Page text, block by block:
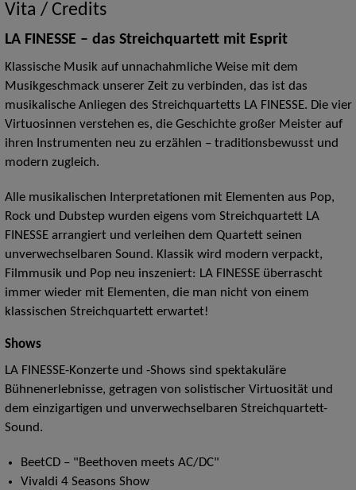
Vita / Credits
LA FINESSE – das Streichquartett mit Esprit
Klassische Musik auf unnachahmliche Weise mit dem
Musikgeschmack unserer Zeit zu verbinden, das ist das
musikalische Anliegen des Streichquartetts LA FINESSE. Die vier
Virtuosinnen verstehen es, die Geschichte großer Meister auf
ihren Instrumenten neu zu erzählen – traditionsbewusst und
modern zugleich.
Alle musikalischen Interpretationen mit Elementen aus Pop,
Rock und Dubstep wurden eigens vom Streichquartett LA
FINESSE arrangiert und verleihen dem Quartett seinen
unverwechselbaren Sound. Klassik wird modern verpackt,
Filmmusik und Pop neu inszeniert: LA FINESSE überrascht
immer wieder mit Elementen, die man nicht von einem
klassischen Streichquartett erwartet!
Shows
LA FINESSE-Konzerte und -Shows sind spektakuläre
Bühnenerlebnisse, getragen von solistischer Virtuosität und
dem einzigartigen und unverwechselbaren Streichquartett-
Sound.
BeetCD – "Beethoven meets AC/DC"
Vivaldi 4 Seasons Show